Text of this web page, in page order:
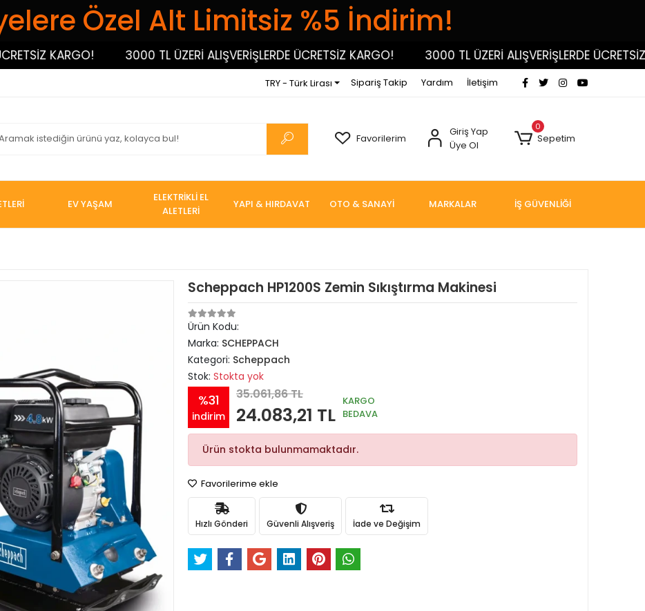
Özel Alt Limitsiz %5 İndirim!
KARGO! 3000 TL ÜZERİ ALIŞVERİŞLERDE ÜCRETSİZ KARGO! 3000 TL ÜZERİ ALIŞVERİŞLERDE ÜCRETSİZ
TRY - Türk Lirası Sipariş Takip Yardım İletişim
Favorilerim
Giriş Yap
Üye Ol
0
Sepetim
EV YAŞAM
ELEKTRİKLİ EL
ALETLERİ
YAPI & HIRDAVAT OTO & SANAYİ MARKALAR İŞ GÜVENLİĞİ
Scheppach HP1200S Zemin Sıkıştırma Makinesi
Ürün Kodu:
Marka: SCHEPPACH
Kategori: Scheppach
Stok: Stokta yok
%31
indirim
35.061,86 TL
24.083,21 TL
KARGO
BEDAVA
Ürün stokta bulunmamaktadır.
Favorilerime ekle
Hızlı Gönderi Güvenli Alışveriş İade ve Değişim